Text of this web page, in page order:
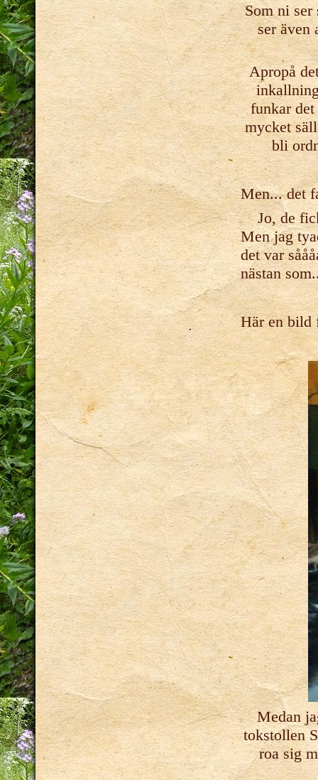
Som ni ser
ser
Apropå
funkar
mycket
bli
Men... det
Jo, de fick
Men jag
det var
nästan
Här en bild
Medan
tokstollen
roa sig